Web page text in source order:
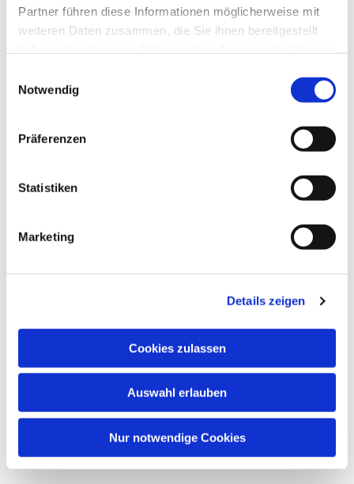
Partner führen diese Informationen möglicherweise mit
weiteren Daten zusammen, die Sie ihnen bereitgestellt
Notwendig
Präferenzen
Statistiken
Marketing
Details zeigen
Cookies zulassen
Auswahl erlauben
Nur notwendige Cookies